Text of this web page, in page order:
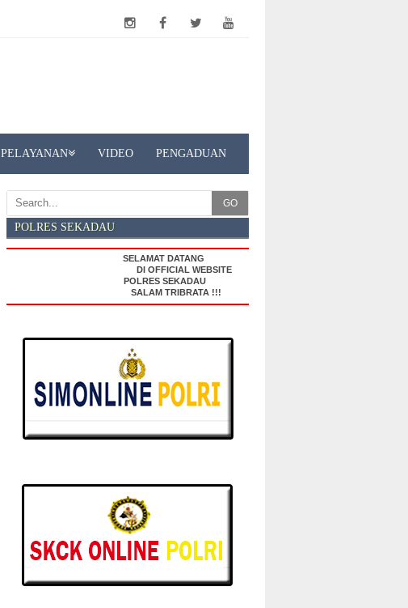
PELAYANAN VIDEO PENGADUAN
GO
POLRES SEKADAU
SELAMAT DATANG
DI OFFICIAL WEBSITE
POLRES SEKADAU
SALAM TRIBRATA !!!